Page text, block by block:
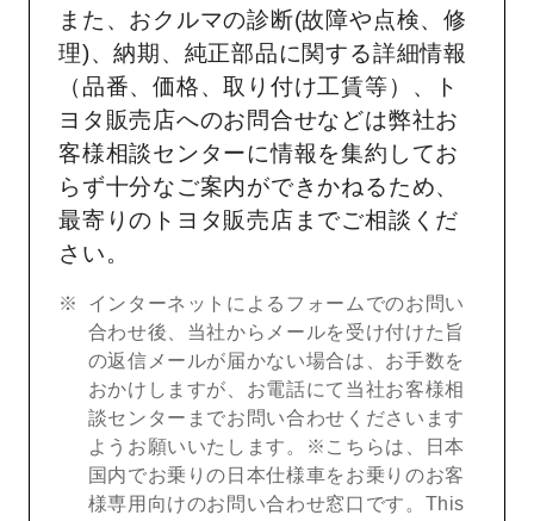
また、おクルマの診断(故障や点検、修
理)、納期、純正部品に関する詳細情報
（品番、価格、取り付け工賃等）、ト
ヨタ販売店へのお問合せなどは弊社お
客様相談センターに情報を集約してお
らず十分なご案内ができかねるため、
最寄りのトヨタ販売店までご相談くだ
さい。
インターネットによるフォームでのお問い
合わせ後、当社からメールを受け付けた旨
の返信メールが届かない場合は、お手数を
おかけしますが、お電話にて当社お客様相
談センターまでお問い合わせくださいます
ようお願いいたします。※こちらは、日本
国内でお乗りの日本仕様車をお乗りのお客
様専用向けのお問い合わせ窓口です。This